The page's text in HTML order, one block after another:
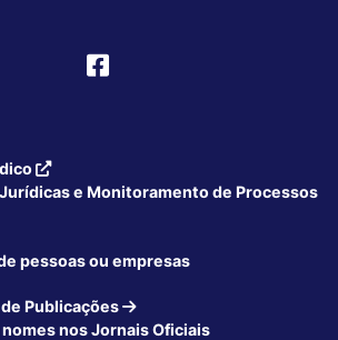
e Monitoramento de Processos
pessoas ou empresas
Publicações
nos Jornais Oficiais